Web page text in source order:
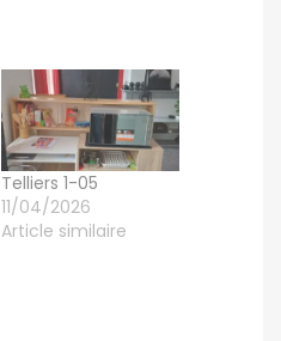
Telliers 1-05
11/04/2026
Article similaire